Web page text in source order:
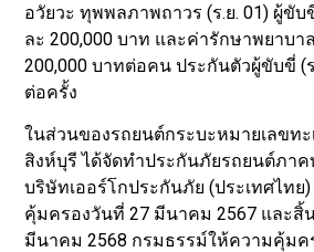
อวัยวะ ทุพพลภาพถาวร (ร.ย. 01) ผู้ขับ
ละ 200,000 บาท และค่ารักษาพยาบา
200,000 บาทต่อคน ประกันตัวผู้ขับขี่ (
ต่อครั้ง
ในส่วนของรถยนต์กระบะหมายเลขทะ
สิงห์บุรี ได้จัดทำประกันภัยรถยนต์ภาค
บริษัทเออร์โกประกันภัย (ประเทศไทย
คุ้มครองวันที่ 27 มีนาคม 2567 และสิ้
มีนาคม 2568 กรมธรรม์ให้ความคุ้มค